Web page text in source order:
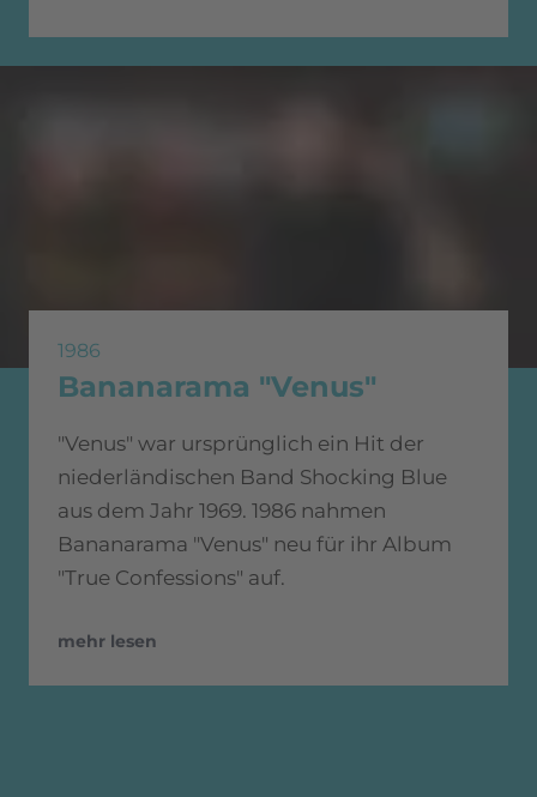
1986
Bananarama "Venus"
"Venus" war ursprünglich ein Hit der
niederländischen Band Shocking Blue
aus dem Jahr 1969. 1986 nahmen
Bananarama "Venus" neu für ihr Album
"True Confessions" auf.
mehr lesen